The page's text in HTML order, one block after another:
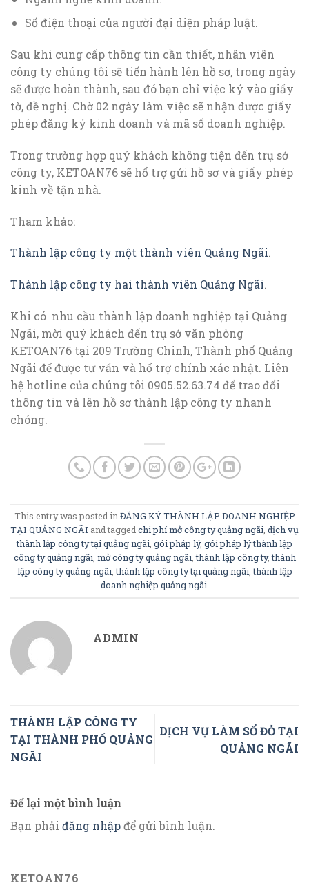
Số điện thoại của người đại diện pháp luật.
Sau khi cung cấp thông tin cần thiết, nhân viên
công ty chúng tôi sẽ tiến hành lên hồ sơ, trong ngày
sẽ được hoàn thành, sau đó bạn chỉ việc ký vào giấy
tờ, đề nghị. Chờ 02 ngày làm việc sẽ nhận được giấy
phép đăng ký kinh doanh và mã số doanh nghiệp.
Trong trường hợp quý khách không tiện đến trụ sở
công ty, KETOAN76 sẽ hổ trợ gửi hồ sơ và giấy phép
kinh về tận nhà.
Tham khảo:
Thành lập công ty một thành viên Quảng Ngãi.
Thành lập công ty hai thành viên Quảng Ngãi.
Khi có nhu cầu thành lập doanh nghiệp tại Quảng
Ngãi, mời quý khách đến trụ sở văn phòng
KETOAN76 tại 209 Trường Chinh, Thành phố Quảng
Ngãi để được tư vấn và hổ trợ chính xác nhật. Liên
hệ hotline của chúng tôi 0905.52.63.74 để trao đổi
thông tin và lên hồ sơ thành lập công ty nhanh
chóng.
This entry was posted inĐĂNG KÝ THÀNH LẬP DOANH NGHIỆP
TẠI QUẢNG NGÃI and taggedchi phí mở công ty quảng ngãi, dịch vụ
thành lập công ty tại quảng ngãi, gói pháp lý, gói pháp lý thành lập
công ty quảng ngãi, mở công ty quảng ngãi,thành lập công ty,thành
lập công ty quảng ngãi,thành lập công ty tại quảng ngãi,thành lập
doanh nghiệp quảng ngãi.
ADMIN
THÀNH LẬP CÔNG TY
TẠI THÀNH PHỐ QUẢNG
NGÃI
DỊCH VỤ LÀM SỔ ĐỎ TẠI
QUẢNG NGÃI
Để lại một bình luận
Bạn phải đăng nhậpđể gửi bình luận.
KETOAN76